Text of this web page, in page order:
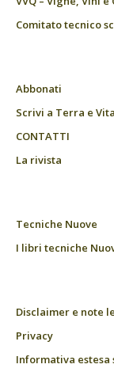
Comitato tecnico
Abbonati
Scrivi a Terra e Vita
CONTATTI
La rivista
Tecniche Nuove
I libri tecniche
Disclaimer e note
Privacy
Informativa estesa